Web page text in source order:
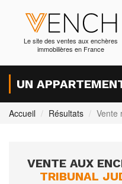
Le site des ventes aux enchères
immobilières en France
UN
Accueil Résultats Vente
VENTE AUX
TRIBUNAL